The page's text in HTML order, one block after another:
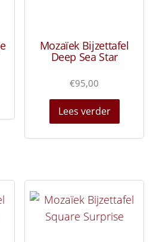
Mozaïek Bijzettafel
Deep Sea Star
€95,00
Lees verder